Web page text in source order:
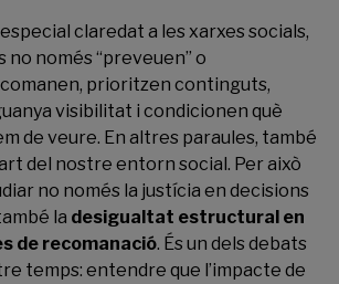
claredat a les xarxes socials,
només “preveuen” o
prioritzen continguts,
visibilitat i condicionen què
de veure. En altres paraules, també
del nostre entorn social. Per això
no només la justícia en decisions
la desigualtat estructural en
de recomanació. És un dels debats
temps: entendre que l’impacte de